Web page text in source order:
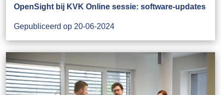
OpenSight bij KVK Online sessie: software-updates
Gepubliceerd op 20-06-2024